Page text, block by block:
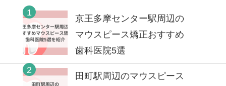
1
京王多摩センター駅周辺の
マウスピース矯正おすすめ
歯科医院5選
2
田町駅周辺のマウスピース